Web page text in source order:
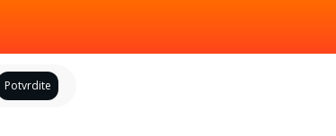
Potvrdite